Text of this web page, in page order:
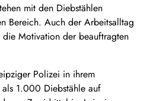
mit den Diebstählen
Bereich. Auch der Arbeitsalltag
Motivation der beauftragten
Polizei in ihrem
1.000 Diebstähle auf